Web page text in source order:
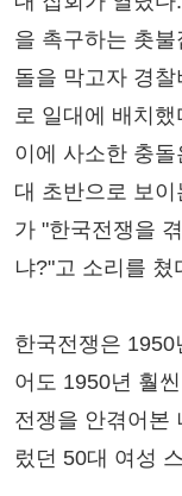
을 촉구하는 촛
돌을 막고자 경
로 일대에 배치했
이에 사소한 충
대 초반으로 보
가 "한국전쟁을
냐?"고 소리를 쳤
한국전쟁은
어도 1950년 훨
전쟁을 안겪어본
렀던 50대 여성